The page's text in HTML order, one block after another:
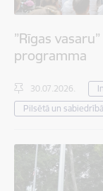
”Rīgas
programma
30.07.2026.
Pilsētā un sabiedrībā